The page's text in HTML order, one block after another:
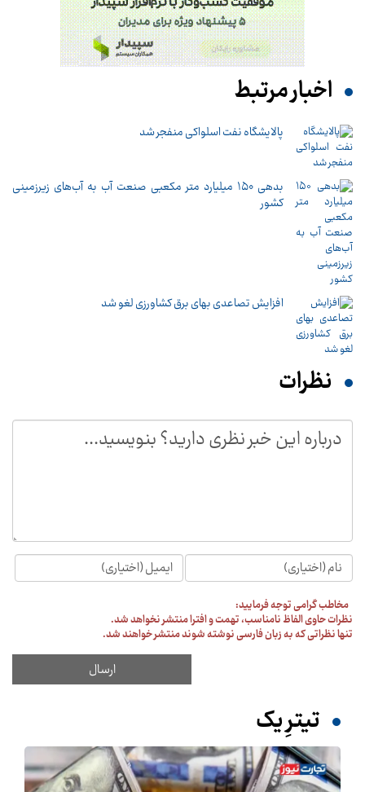
اخبار مرتبط
پالایشگاه نفت اسلواکی منفجر شد
بدهی ۱۵۰ میلیارد متر مکعبی صنعت آب به آب‌های زیرزمینی
کشور
افزایش تصاعدی بهای برق کشاورزی لغو شد
نظرات
مخاطب گرامی توجه فرمایید:
نظرات حاوی الفاظ نامناسب، تهمت و افترا منتشر نخواهد شد.
تنها نظراتی که به زبان فارسی نوشته شوند منتشر خواهند شد.
تیترِ یک